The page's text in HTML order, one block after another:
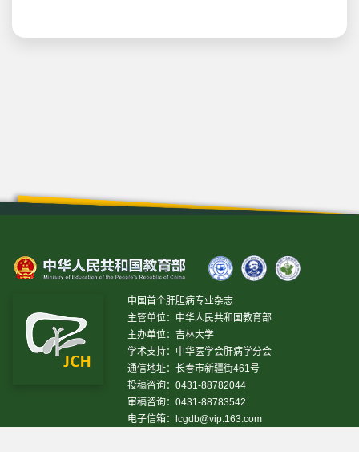
中国首个肝胆病专业杂志
主管单位：中华人民共和国教育部
主办单位：吉林大学
学术支持：中华医学会肝病学分会
通信地址：长春市新疆街461号
投稿咨询：0431-88782044
审稿咨询：0431-88783542
电子信箱：
lcgdb@vip.163.com